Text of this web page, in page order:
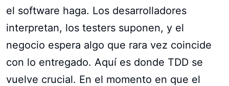
el software haga. Los desarrolladores
interpretan, los testers suponen, y el
negocio espera algo que rara vez coincide
con lo entregado. Aquí es donde TDD se
vuelve crucial. En el momento en que el